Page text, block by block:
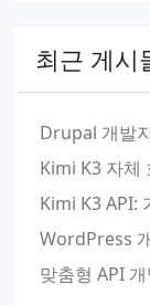
최근 게시
Drupal 개발
Kimi K3 자체
Kimi K3 API:
WordPress
맞춤형 API